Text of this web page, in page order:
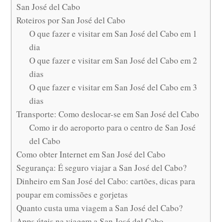
San José del Cabo
Roteiros por San José del Cabo
O que fazer e visitar em San José del Cabo em 1
dia
O que fazer e visitar em San José del Cabo em 2
dias
O que fazer e visitar em San José del Cabo em 3
dias
Transporte: Como deslocar-se em San José del Cabo
Como ir do aeroporto para o centro de San José
del Cabo
Como obter Internet em San José del Cabo
Segurança: É seguro viajar a San José del Cabo?
Dinheiro em San José del Cabo: cartões, dicas para
poupar em comissões e gorjetas
Quanto custa uma viagem a San José del Cabo?